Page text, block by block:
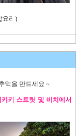
요리)
억을 만드세요 ~
키 스트릿 및 비치에서